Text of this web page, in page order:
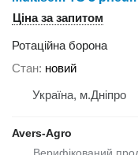
Ціна за запитом
Ротаційна борона
Стан новий
Україна, м.Дніпро
Avers-Agro